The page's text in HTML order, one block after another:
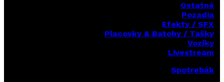
Ostatné
Pozadia
Efekty / SFX
Placovky & Batohy / Tašky
Vozíky
Livestream
Spotrebák